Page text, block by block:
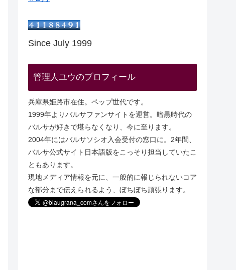
Since July 1999
管理人ユウのプロフィール
兵庫県姫路市在住。ペップ世代です。
1999年よりバルサファンサイトを運営。暗黒時代の
バルサが好きで堪らなくなり、今に至ります。
2004年にはバルサソシオ入会受付の窓口に。2年間、
バルサ公式サイト日本語版をこっそり担当していたこ
ともあります。
現地メディア情報を元に、一般的に報じられないコア
な部分まで伝えられるよう、ぼちぼち頑張ります。